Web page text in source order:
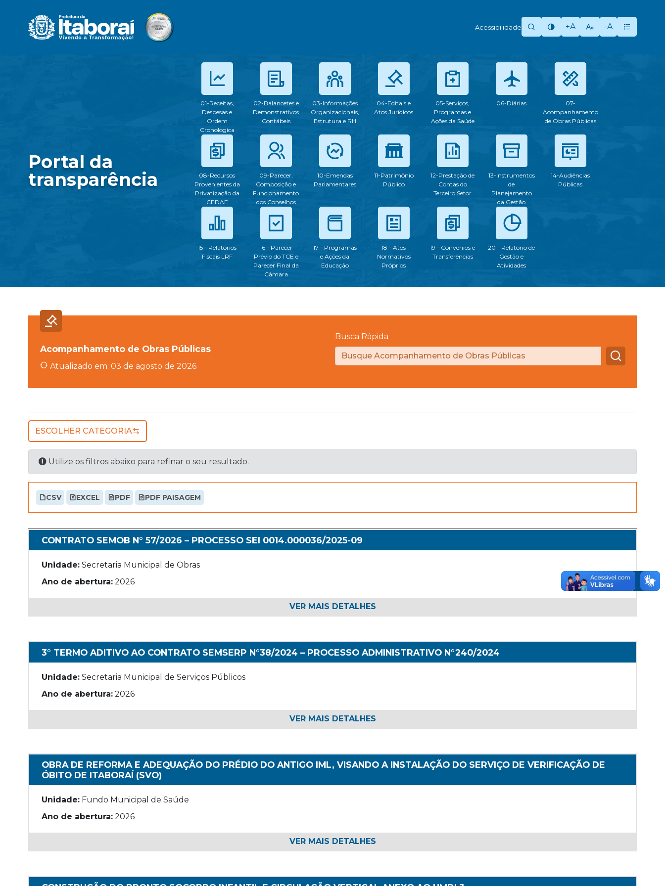
Acessibilidade +A -A
Portal da
transparência
01-Receitas,
Despesas e
Ordem
Cronologica
02-Balancetes e
Demonstrativos
Contábeis
03-Informações
Organizacionais,
Estrutura e RH
04-Editais e
Atos Jurídicos
05-Serviços,
Programas e
Ações da Saúde
06-Diárias
07-
Acompanhamento
de Obras Públicas
08-Recursos
Provenientes da
Privatização da
CEDAE
09-Parecer,
Composição e
Funcionamento
dos Conselhos
10-Emendas
Parlamentares
11-Patrimônio
Público
12-Prestação de
Contas do
Terceiro Setor
13-Instrumentos
de
Planejamento
da Gestão
14-Audiências
Públicas
15 - Relatórios
Fiscais LRF
16 - Parecer
Prévio do TCE e
Parecer Final da
Câmara
17 - Programas
e Ações da
Educação
18 - Atos
Normativos
Próprios
19 - Convênios e
Transferências
20 - Relatório de
Gestão e
Atividades
Acompanhamento de Obras Públicas
Atualizado em: 03 de agosto de 2026
Busca Rápida
ESCOLHER CATEGORIA
Utilize os filtros abaixo para refinar o seu resultado.
CSV EXCEL PDF PDF PAISAGEM
CONTRATO SEMOB N° 57/2026 – PROCESSO SEI 0014.000036/2025-09
Unidade: Secretaria Municipal de Obras
Ano de abertura: 2026
VER MAIS DETALHES
3° TERMO ADITIVO AO CONTRATO SEMSERP N°38/2024 – PROCESSO ADMINISTRATIVO N°240/2024
Unidade: Secretaria Municipal de Serviços Públicos
Ano de abertura: 2026
VER MAIS DETALHES
OBRA DE REFORMA E ADEQUAÇÃO DO PRÉDIO DO ANTIGO IML, VISANDO A INSTALAÇÃO DO SERVIÇO DE VERIFICAÇÃO DE
ÓBITO DE ITABORAÍ (SVO)
Unidade: Fundo Municipal de Saúde
Ano de abertura: 2026
VER MAIS DETALHES